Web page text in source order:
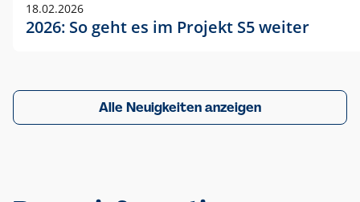
18.02.2026
2026: So geht es im Projekt S5 weiter
Alle Neuigkeiten anzeigen